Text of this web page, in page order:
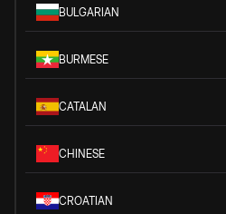
BULGARIAN
BURMESE
CATALAN
CHINESE
CROATIAN